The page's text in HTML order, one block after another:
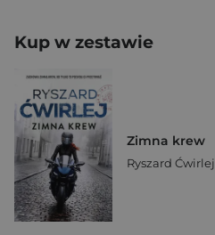
Kup w zestawie
Zimna krew
Ryszard Ćwirlej